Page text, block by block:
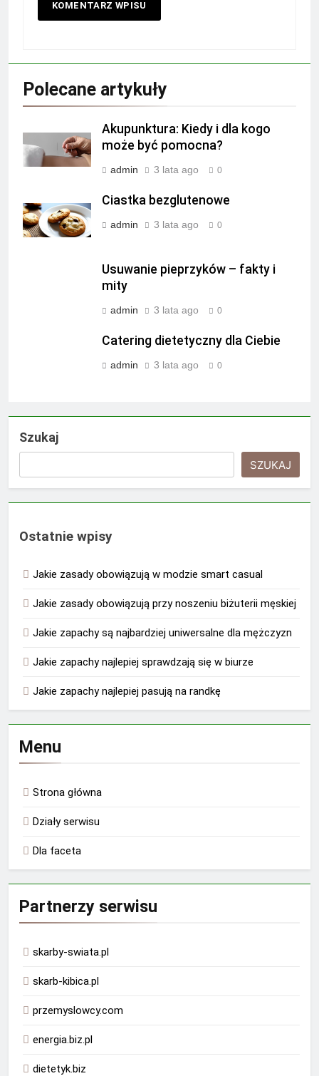
Polecane artykuły
Akupunktura: Kiedy i dla kogo
może być pomocna?
admin 3 lata ago 0
Ciastka bezglutenowe
admin 3 lata ago 0
Usuwanie pieprzyków – fakty i
mity
admin 3 lata ago 0
Catering dietetyczny dla Ciebie
admin 3 lata ago 0
Szukaj
SZUKAJ
Ostatnie wpisy
Jakie zasady obowiązują w modzie smart casual
Jakie zasady obowiązują przy noszeniu biżuterii męskiej
Jakie zapachy są najbardziej uniwersalne dla mężczyzn
Jakie zapachy najlepiej sprawdzają się w biurze
Jakie zapachy najlepiej pasują na randkę
Menu
Strona główna
Działy serwisu
Dla faceta
Partnerzy serwisu
skarby-swiata.pl
skarb-kibica.pl
przemyslowcy.com
energia.biz.pl
dietetyk.biz